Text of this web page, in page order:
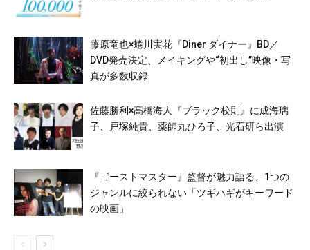
藤原竜也×蜷川実花『Diner ダイナー』BD／
DVD発売決定、メイキングや“初出し”映像・写
真が多数収録
佐藤勝利×髙橋海人『ブラック校則』に成海璃
子、戸塚純貴、薬師丸ひろ子、光石研ら出演
『ゴーストマスター』監督が魅力語る、1つの
ジャンルに絞られない「ツギハギがキーワード
の映画」